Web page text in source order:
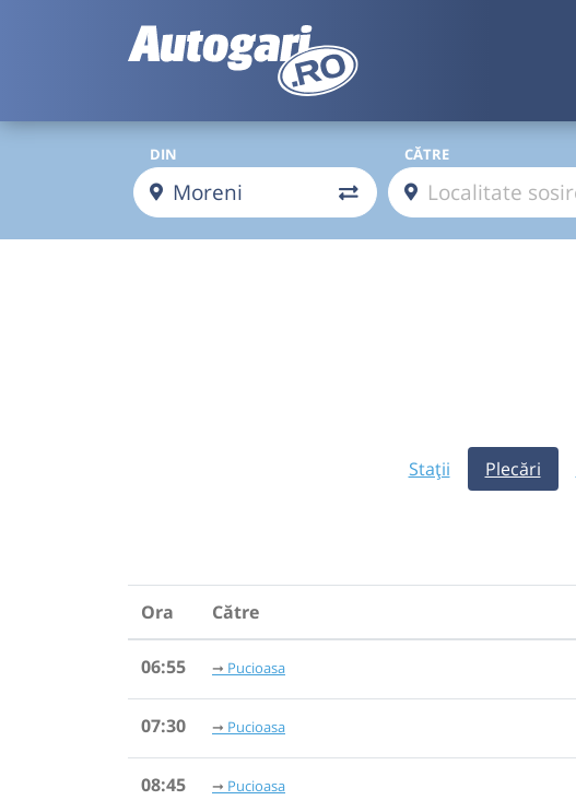
DIN CĂTRE
Stații Plecări
Ora Către
06:55 Pucioasa
07:30 Pucioasa
08:45 Pucioasa